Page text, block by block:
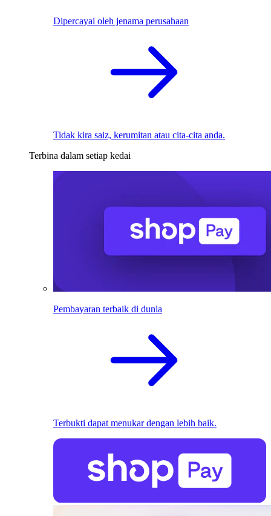
Dipercayai oleh jenama perusahaan
Tidak kira saiz, kerumitan atau cita-cita anda.
Terbina dalam setiap kedai
Pembayaran terbaik di dunia
Terbukti dapat menukar dengan lebih baik.